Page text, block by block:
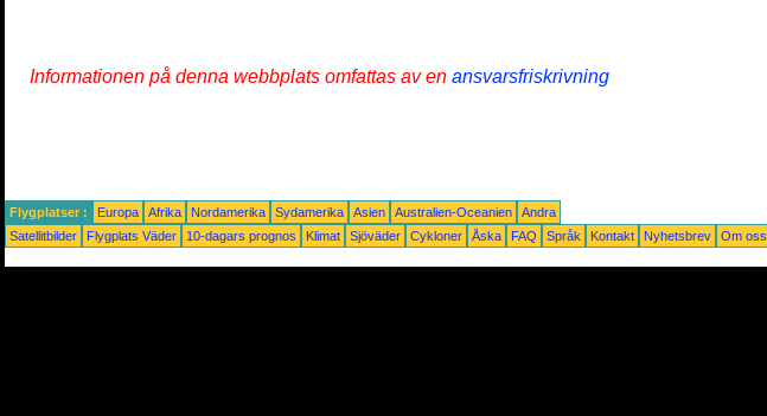
Informationen på denna webbplats omfattas av en ansvarsfriskrivning
Flygplatser : Europa Afrika Nordamerika Sydamerika Asien Australien-Oceanien
Andra
Satellitbilder
Flygplats Väder 10-dagars prognos Klimat Sjöväder Cykloner Åska FAQ Språk Kontakt Nyhetsbrev Om oss